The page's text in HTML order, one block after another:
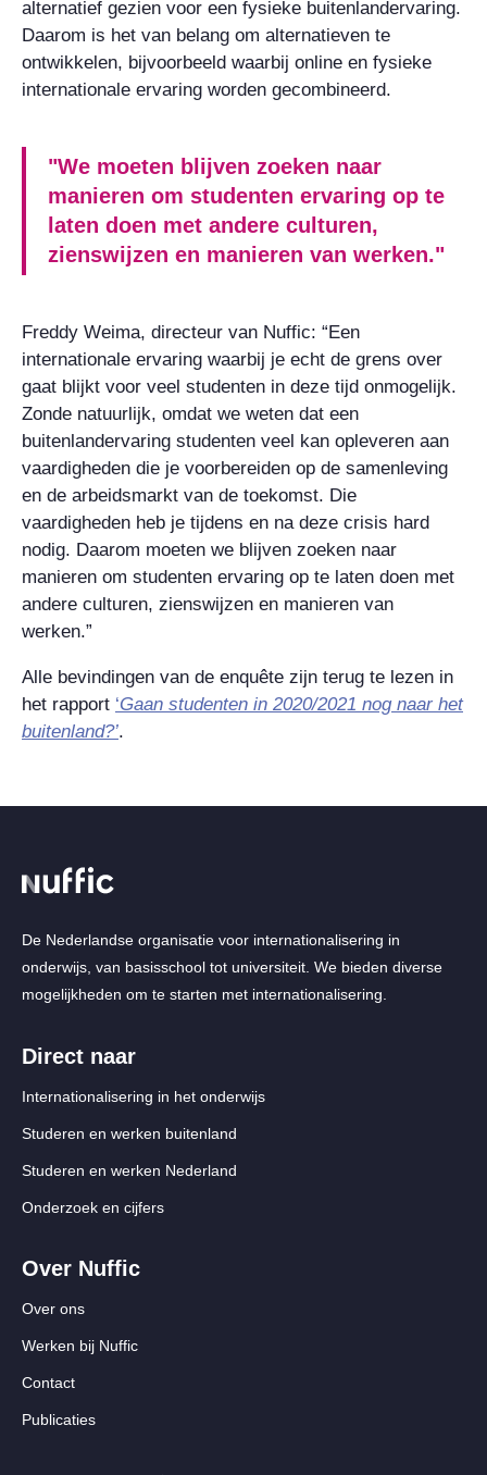
alternatief gezien voor een fysieke buitenlandervaring.
Daarom is het van belang om alternatieven te
ontwikkelen, bijvoorbeeld waarbij online en fysieke
internationale ervaring worden gecombineerd.
"We moeten blijven zoeken naar
manieren om studenten ervaring op te
laten doen met andere culturen,
zienswijzen en manieren van werken."
Freddy Weima, directeur van Nuffic: “Een
internationale ervaring waarbij je echt de grens over
gaat blijkt voor veel studenten in deze tijd onmogelijk.
Zonde natuurlijk, omdat we weten dat een
buitenlandervaring studenten veel kan opleveren aan
vaardigheden die je voorbereiden op de samenleving
en de arbeidsmarkt van de toekomst. Die
vaardigheden heb je tijdens en na deze crisis hard
nodig. Daarom moeten we blijven zoeken naar
manieren om studenten ervaring op te laten doen met
andere culturen, zienswijzen en manieren van
werken.”
Alle bevindingen van de enquête zijn terug te lezen in
het rapport ‘Gaan studenten in 2020/2021 nog naar het
buitenland?’.
De Nederlandse organisatie voor internationalisering in
onderwijs, van basisschool tot universiteit. We bieden diverse
mogelijkheden om te starten met internationalisering.
Direct naar
Internationalisering in het onderwijs
Studeren en werken buitenland
Studeren en werken Nederland
Onderzoek en cijfers
Over Nuffic
Over ons
Werken bij Nuffic
Contact
Publicaties